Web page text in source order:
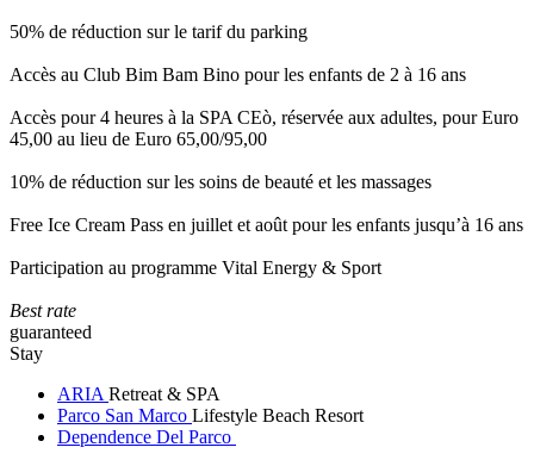
50% de réduction sur le tarif du parking
Accès au Club Bim Bam Bino pour les enfants de 2 à 16 ans
Accès pour 4 heures à la SPA CEò, réservée aux adultes, pour Euro
45,00 au lieu de Euro 65,00/95,00
10% de réduction sur les soins de beauté et les massages
Free Ice Cream Pass en juillet et août pour les enfants jusqu’à 16 ans
Participation au programme Vital Energy & Sport
Best rate
guaranteed
Stay
ARIA Retreat & SPA
Parco San Marco Lifestyle Beach Resort
Dependence Del Parco